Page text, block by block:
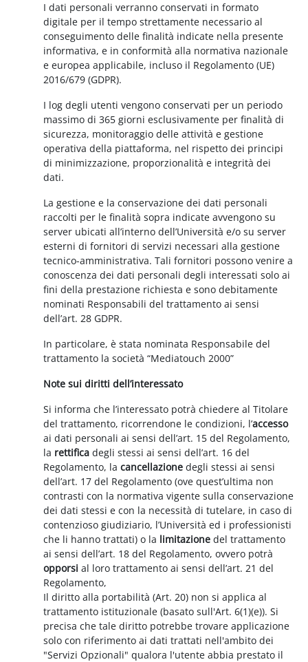
I dati personali verranno conservati in formato
digitale per il tempo strettamente necessario al
conseguimento delle finalità indicate nella presente
informativa, e in conformità alla normativa nazionale
e europea applicabile, incluso il Regolamento (UE)
2016/679 (GDPR).
I log degli utenti vengono conservati per un periodo
massimo di 365 giorni esclusivamente per finalità di
sicurezza, monitoraggio delle attività e gestione
operativa della piattaforma, nel rispetto dei principi
di minimizzazione, proporzionalità e integrità dei
dati.
La gestione e la conservazione dei dati personali
raccolti per le finalità sopra indicate avvengono su
server ubicati all’interno dell’Università e/o su server
esterni di fornitori di servizi necessari alla gestione
tecnico-amministrativa. Tali fornitori possono venire a
conoscenza dei dati personali degli interessati solo ai
fini della prestazione richiesta e sono debitamente
nominati Responsabili del trattamento ai sensi
dell’art. 28 GDPR.
In particolare, è stata nominata Responsabile del
trattamento la società “Mediatouch 2000”
Note sui diritti dell’interessato
Si informa che l’interessato potrà chiedere al Titolare
del trattamento, ricorrendone le condizioni, l’accesso
ai dati personali ai sensi dell’art. 15 del Regolamento,
la rettificadegli stessi ai sensi dell’art. 16 del
Regolamento, lacancellazione degli stessi ai sensi
dell’art. 17 del Regolamento (ove quest’ultima non
contrasti con la normativa vigente sulla conservazione
dei dati stessi e con la necessità di tutelare, in caso di
contenzioso giudiziario, l’Università ed i professionisti
che li hanno trattati) o la limitazione del trattamento
ai sensi dell’art. 18 del Regolamento, ovvero potrà
opporsi al loro trattamento ai sensi dell’art. 21 del
Regolamento,
Il diritto alla portabilità (Art. 20) non si applica al
trattamento istituzionale (basato sull'Art. 6(1)(e)). Si
precisa che tale diritto potrebbe trovare applicazione
solo con riferimento ai dati trattati nell'ambito dei
"Servizi Opzionali" qualora l'utente abbia prestato il